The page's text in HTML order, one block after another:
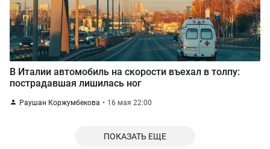
В Италии автомобиль на скорости въехал в толпу:
пострадавшая лишилась ног
Раушан Коржумбекова 16 мая 22:00
ПОКАЗАТЬ ЕЩЕ